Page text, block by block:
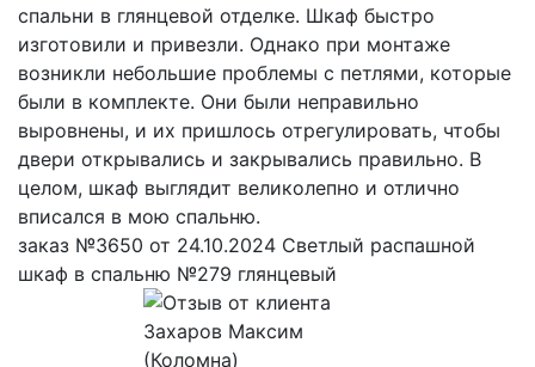
спальни в глянцевой отделке. Шкаф быстро
изготовили и привезли. Однако при монтаже
возникли небольшие проблемы с петлями, которые
были в комплекте. Они были неправильно
выровнены, и их пришлось отрегулировать, чтобы
двери открывались и закрывались правильно. В
целом, шкаф выглядит великолепно и отлично
вписался в мою спальню.
заказ №3650 от 24.10.2024 Светлый распашной
шкаф в спальню №279 глянцевый